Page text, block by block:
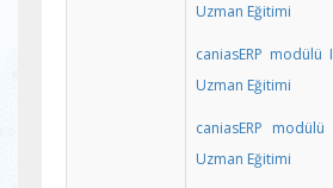
Uzman Eğitimi
caniasERP
Uzman Eğitimi
caniasERP
Uzman Eğitimi